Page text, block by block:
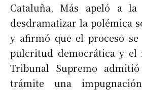
Cataluña, Más apeló a la
desdramatizar la polémica
y afirmó que el proceso se
pulcritud democrática y el
Tribunal Supremo
trámite una